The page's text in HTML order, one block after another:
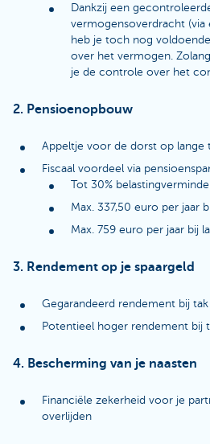
Dankzij een
vermogensoverdracht (via
heb je toch nog
over het vermogen.
je de controle over het
2. Pensioenopbouw
Appeltje voor de dorst op lange
Fiscaal voordeel via
Tot 30%
Max. 337,50 euro per jaar
Max. 759 euro per jaar bij
3. Rendement op je spaargeld
Gegarandeerd rendement bij tak
Potentieel hoger rendement bij
4. Bescherming van je naasten
Financiële zekerheid voor je
overlijden